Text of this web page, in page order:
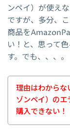
ンペイ）が使え
ですが、多分、
商品を
い！と、思って
す。でも、、、。
理由はわから
ゾンペイ）の
購入できない！